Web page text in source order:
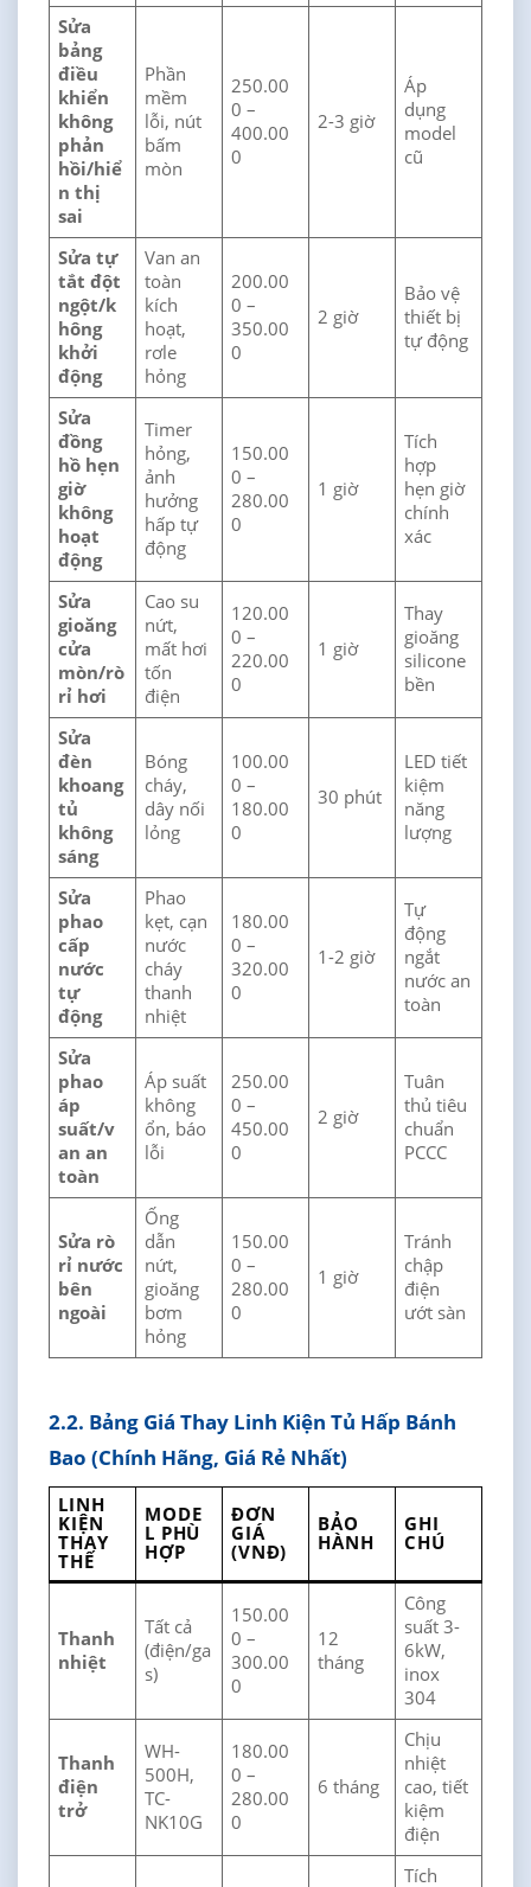
Sửa
bảng
điều
khiển
không
phản
hồi/hiể
n thị
sai
Phần
mềm
lỗi, nút
bấm
mòn
250.00
0 –
400.00
0
2-3 giờ
Áp
dụng
model
cũ
Sửa tự
tắt đột
ngột/k
hông
khởi
động
Van an
toàn
kích
hoạt,
rơle
hỏng
200.00
0 –
350.00
0
2 giờ
Bảo vệ
thiết bị
tự động
Sửa
đồng
hồ hẹn
giờ
không
hoạt
động
Timer
hỏng,
ảnh
hưởng
hấp tự
động
150.00
0 –
280.00
0
1 giờ
Tích
hợp
hẹn giờ
chính
xác
Sửa
gioăng
cửa
mòn/rò
rỉ hơi
Cao su
nứt,
mất hơi
tốn
điện
120.00
0 –
220.00
0
1 giờ
Thay
gioăng
silicone
bền
Sửa
đèn
khoang
tủ
không
sáng
Bóng
cháy,
dây nối
lỏng
100.00
0 –
180.00
0
30 phút
LED tiết
kiệm
năng
lượng
Sửa
phao
cấp
nước
tự
động
Phao
kẹt, cạn
nước
cháy
thanh
nhiệt
180.00
0 –
320.00
0
1-2 giờ
Tự
động
ngắt
nước an
toàn
Sửa
phao
áp
suất/v
an an
toàn
Áp suất
không
ổn, báo
lỗi
250.00
0 –
450.00
0
2 giờ
Tuân
thủ tiêu
chuẩn
PCCC
Sửa rò
rỉ nước
bên
ngoài
Ống
dẫn
nứt,
gioăng
bơm
hỏng
150.00
0 –
280.00
0
1 giờ
Tránh
chập
điện
ướt sàn
2.2. Bảng Giá Thay Linh Kiện Tủ Hấp Bánh
Bao (Chính Hãng, Giá Rẻ Nhất)
LINH
KIỆN
THAY
THẾ
MODE
L PHÙ
HỢP
ĐƠN
GIÁ
(VNĐ)
BẢO
HÀNH
GHI
CHÚ
Thanh
nhiệt
Tất cả
(điện/ga
s)
150.00
0 –
300.00
0
12
tháng
Công
suất 3-
6kW,
inox
304
Thanh
điện
trở
WH-
500H,
TC-
NK10G
180.00
0 –
280.00
0
6 tháng
Chịu
nhiệt
cao, tiết
kiệm
điện
Tích